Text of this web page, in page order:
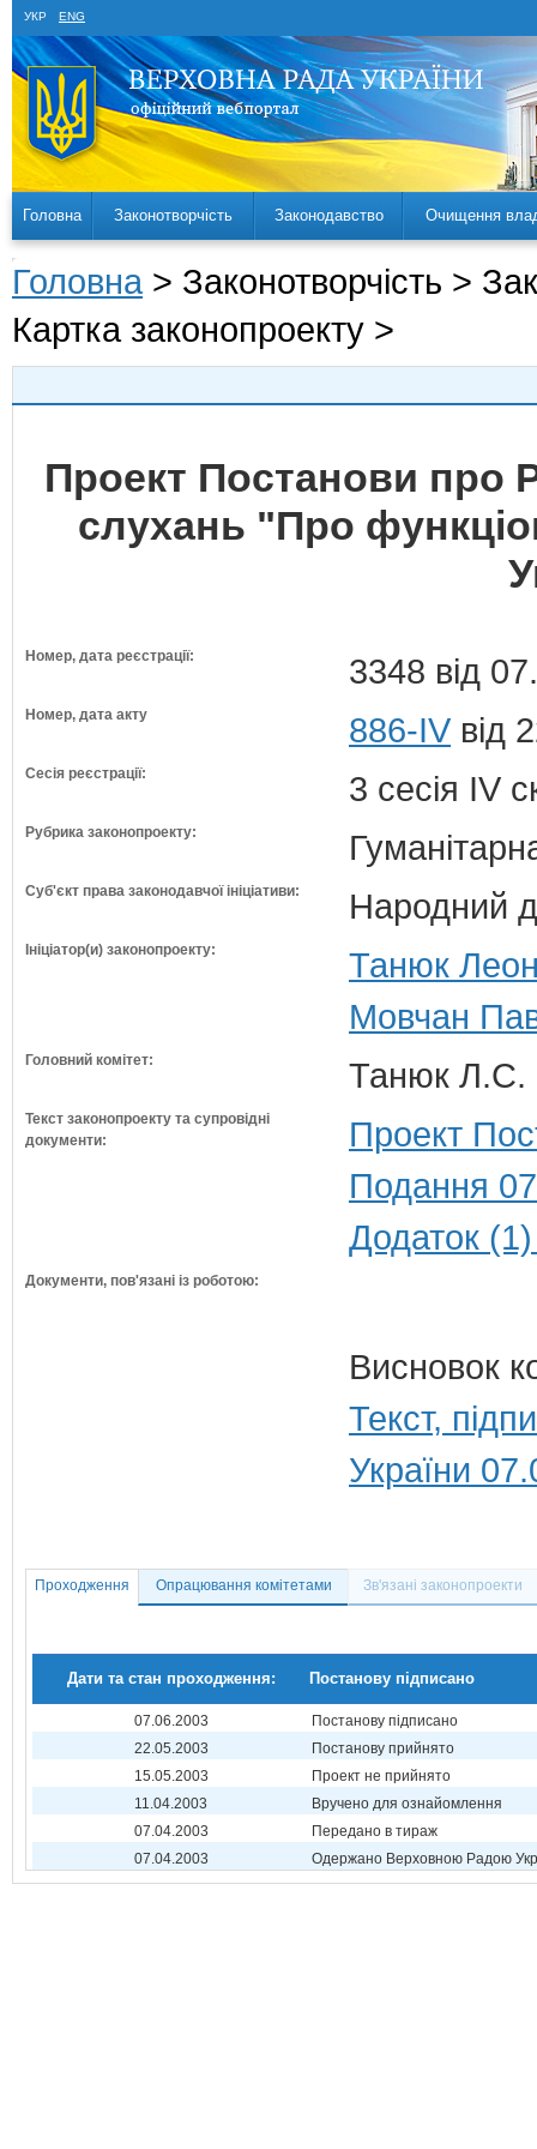
УКР ENG
Головна Законотворчість Законодавство Очищення
Головна > Законотворчість >
Картка законопроекту >
Проект Постанови про
слухань "Про
Номер, дата реєстрації: 3348 від
Номер, дата акту 886-IV від
Сесія реєстрації: 3 сесія IV
Рубрика законопроекту:
Суб'єкт права законодавчої ініціативи: Народний
Ініціатор(и) законопроекту:
Танюк
Мовчан
Головний комітет: Танюк Л.С.
Текст законопроекту та супровідні
документи:
Проект
Подання
Додаток
Документи, пов'язані із роботою:
Висновок
Текст,
України
Проходження Опрацювання комітетами Зв'язані законопроекти
Дати та стан проходження: Постанову підписано
07.06.2003
Постанову підписано
22.05.2003
Постанову прийнято
15.05.2003
Проект не прийнято
11.04.2003
Вручено для ознайомлення
07.04.2003
Передано в тираж
07.04.2003
Одержано Верховною Радою